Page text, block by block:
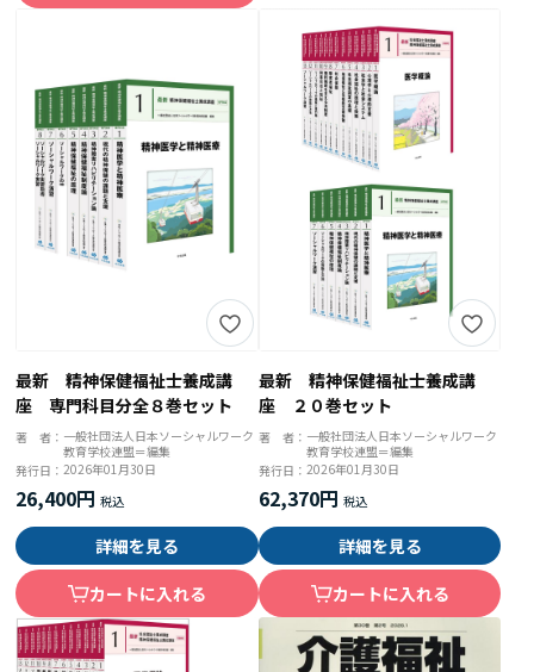
最新 精神保健福祉士養成講
座 専門科目分全８巻セット
著 者： 一般社団法人日本ソーシャルワーク
教育学校連盟＝編集
発行日：2026年01月30日
26,400円
詳細を見る
カートに入れる
最新 精神保健福祉士養成講
座 ２０巻セット
著 者： 一般社団法人日本ソーシャルワーク
教育学校連盟＝編集
発行日： 2026年01月30日
62,370円
詳細を見る
カートに入れる